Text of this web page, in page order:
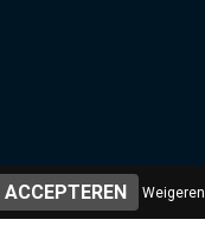
Weigeren